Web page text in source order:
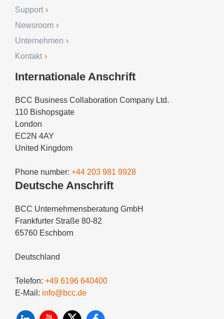
Support
Newsroom
Unternehmen
Kontakt
Internationale Anschrift
BCC Business Collaboration Company Ltd.
110 Bishopsgate
London
EC2N 4AY
United Kingdom
Phone number: +44 203 981 9928
Deutsche Anschrift
BCC Unternehmensberatung GmbH
Frankfurter Straße 80-82
65760 Eschborn
Deutschland
Telefon: +49 6196 640400
E-Mail: info@bcc.de